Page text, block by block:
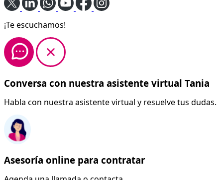
¡Te escuchamos!
Conversa con nuestra asistente virtual Tania
Habla con nuestra asistente virtual y resuelve tus dudas.
Asesoría online para contratar